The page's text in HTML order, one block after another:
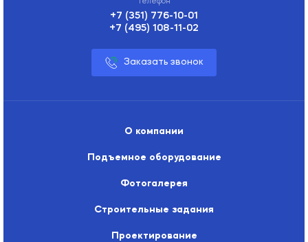
+7 (351) 776-10-01
+7 (495) 108-11-02
Заказать звонок
О компании
Подъемное оборудование
Фотогалерея
Строительные задания
Проектирование